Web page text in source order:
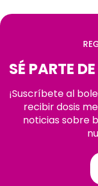
SÉ PARTE
¡Suscríbete al
recibir dosis
noticias sobre